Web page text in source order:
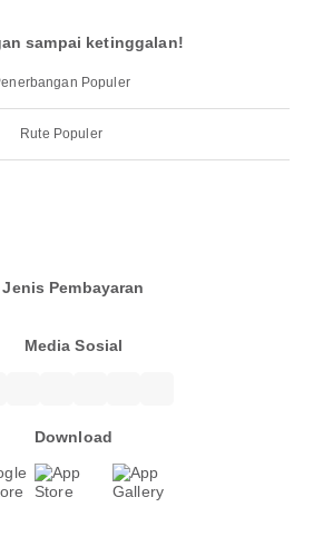
sampai ketinggalan!
Populer
Rute Populer
Jenis Pembayaran
Media Sosial
Download